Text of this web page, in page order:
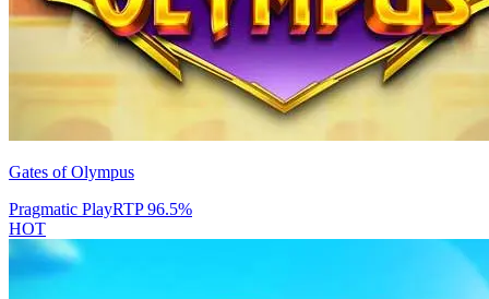
Gates of Olympus
Pragmatic PlayRTP96.5%
HOT